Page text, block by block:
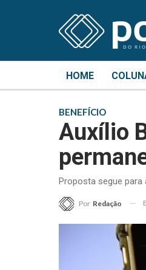
HOME
BENEFÍCIO
Auxílio
Proposta segue para
Por Redação